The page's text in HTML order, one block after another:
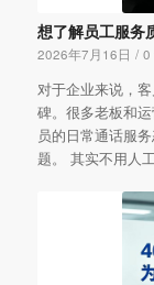
想了解员工服务
2026年7月16日 / 0
对于企业来说，
碑。很多老板和
员的日常通话服
题。 其实不用人